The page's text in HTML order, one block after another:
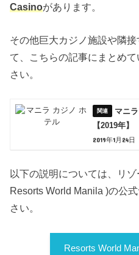
Casinoがあります。
その他巨大カジノ施設や隣
て、こちらの記事にまとめ
さい。
マニ
【2019年】
2019年1月24日
以下の説明については、リ
Resorts World Manila )の公
さい。
Resorts World